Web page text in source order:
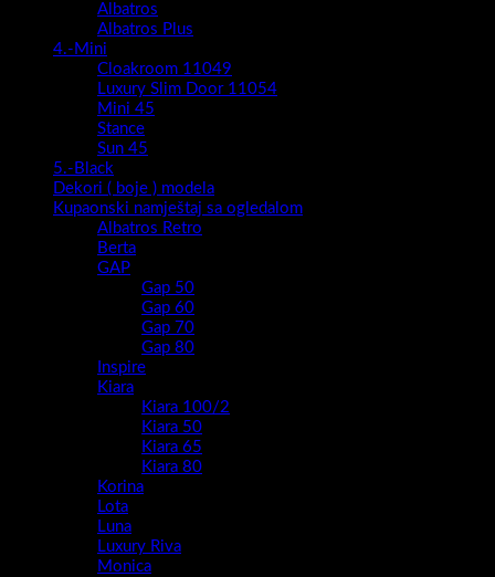
Albatros
Albatros Plus
4.-Mini
Cloakroom 11049
Luxury Slim Door 11054
Mini 45
Stance
Sun 45
5.-Black
Dekori ( boje ) modela
Kupaonski namještaj sa ogledalom
Albatros Retro
Berta
GAP
Gap 50
Gap 60
Gap 70
Gap 80
Inspire
Kiara
Kiara 100/2
Kiara 50
Kiara 65
Kiara 80
Korina
Lota
Luna
Luxury Riva
Monica